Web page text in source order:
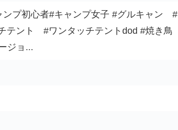
プ初心者#キャンプ女子 #グルキャン #
テント #ワンタッチテントdod #焼き鳥
ジョ...